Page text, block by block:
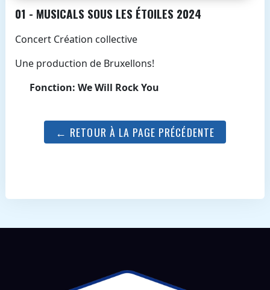
01 - MUSICALS SOUS LES ÉTOILES 2024
Concert Création collective
Une production de Bruxellons!
Fonction: We Will Rock You
← RETOUR À LA PAGE PRÉCÉDENTE